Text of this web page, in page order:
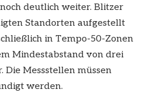
deutlich weiter. Blitzer
Standorten aufgestellt
in Tempo-50-Zonen
Mindestabstand von drei
Messstellen müssen
werden.